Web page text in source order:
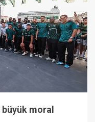
büyük moral